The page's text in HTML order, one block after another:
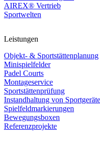
AIREX® Vertrieb
Sportwelten
Leistungen
Objekt- & Sportstättenplanung
Minispielfelder
Padel Courts
Montageservice
Sportstättenprüfung
Instandhaltung von
Spielfeldmarkierungen
Bewegungsboxen
Referenzprojekte